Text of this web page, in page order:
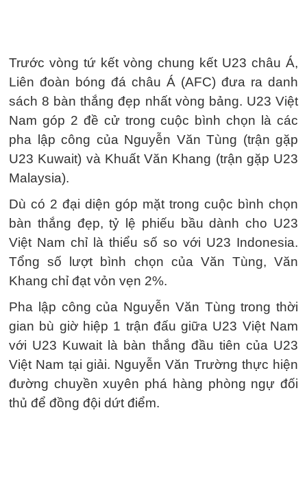
Trước vòng tứ kết vòng chung kết U23 châu Á,
Liên đoàn bóng đá châu Á (AFC) đưa ra danh
sách 8 bàn thắng đẹp nhất vòng bảng. U23 Việt
Nam góp 2 đề cử trong cuộc bình chọn là các
pha lập công của Nguyễn Văn Tùng (trận gặp
U23 Kuwait) và Khuất Văn Khang (trận gặp U23
Malaysia).
Dù có 2 đại diện góp mặt trong cuộc bình chọn
bàn thắng đẹp, tỷ lệ phiếu bầu dành cho U23
Việt Nam chỉ là thiểu số so với U23 Indonesia.
Tổng số lượt bình chọn của Văn Tùng, Văn
Khang chỉ đạt vỏn vẹn 2%.
Pha lập công của Nguyễn Văn Tùng trong thời
gian bù giờ hiệp 1 trận đấu giữa U23 Việt Nam
với U23 Kuwait là bàn thắng đầu tiên của U23
Việt Nam tại giải. Nguyễn Văn Trường thực hiện
đường chuyền xuyên phá hàng phòng ngự đối
thủ để đồng đội dứt điểm.